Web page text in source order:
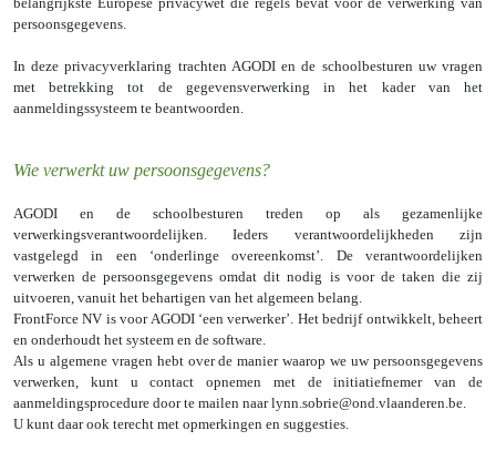
persoonsgegevens.
In deze privacyverklaring trachten AGODI en de schoolbesturen uw vragen
met betrekking tot de gegevensverwerking in het kader van het
aanmeldingssysteem te beantwoorden.
Wie verwerkt uw persoonsgegevens?
AGODI en de schoolbesturen treden op als gezamenlijke
verwerkingsverantwoordelijken. Ieders verantwoordelijkheden zijn
vastgelegd in een ‘onderlinge overeenkomst’. De verantwoordelijken
verwerken de persoonsgegevens omdat dit nodig is voor de taken die zij
uitvoeren, vanuit het behartigen van het algemeen belang.
FrontForce NV is voor AGODI ‘een verwerker’. Het bedrijf ontwikkelt, beheert
en onderhoudt het systeem en de software.
Als u algemene vragen hebt over de manier waarop we uw persoonsgegevens
verwerken, kunt u contact opnemen met de initiatiefnemer van de
aanmeldingsprocedure door te mailen naarlynn.sobrie@ond.vlaanderen.be.
U kunt daar ook terecht met opmerkingen en suggesties.